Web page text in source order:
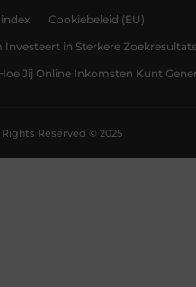
Cookiebeleid (EU)
Investeert in Sterkere
Jij Online Inkomsten Kunt
Rights Reserved © 2025